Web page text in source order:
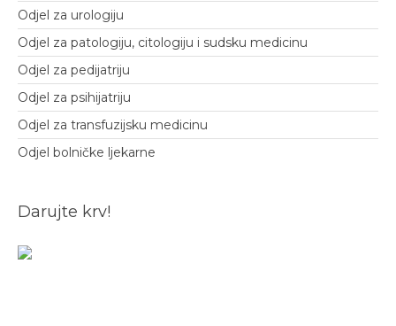
Odjel za urologiju
Odjel za patologiju, citologiju i sudsku medicinu
Odjel za pedijatriju
Odjel za psihijatriju
Odjel za transfuzijsku medicinu
Odjel bolničke ljekarne
Darujte krv!